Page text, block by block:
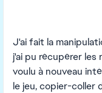
J'ai fait la
j'ai pu récupérer les
voulu à nouveau
le jeu, copier-coller